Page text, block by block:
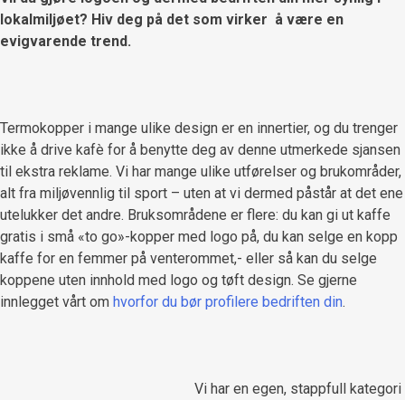
lokalmiljøet? Hiv deg på det som virker å være en
evigvarende trend.
Termokopper i mange ulike design er en innertier, og du trenger
ikke å drive kafè for å benytte deg av denne utmerkede sjansen
til ekstra reklame. Vi har mange ulike utførelser og brukområder,
alt fra miljøvennlig til sport – uten at vi dermed påstår at det ene
utelukker det andre. Bruksområdene er flere: du kan gi ut kaffe
gratis i små «to go»-kopper med logo på, du kan selge en kopp
kaffe for en femmer på venterommet,- eller så kan du selge
koppene uten innhold med logo og tøft design. Se gjerne
innlegget vårt om hvorfor du bør profilere bedriften din.
Vi har en egen, stappfull kategori